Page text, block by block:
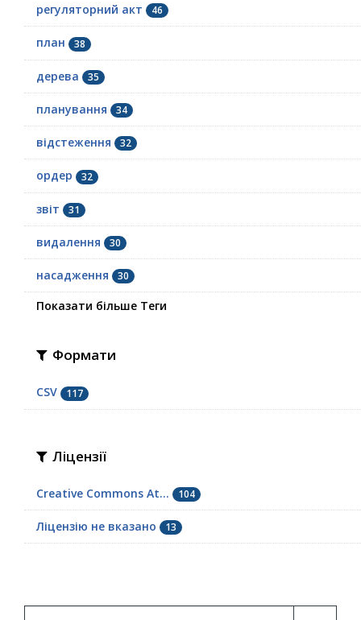
регуляторний акт 46
план 38
дерева 35
планування 34
відстеження 32
ордер 32
звіт 31
видалення 30
насадження 30
Показати більше Теги
Формати
CSV 117
Ліцензії
Creative Commons At... 104
Ліцензію не вказано 13